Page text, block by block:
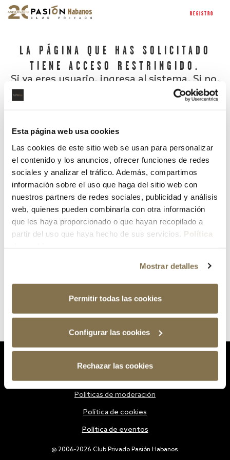
Esta página web usa cookies
Las cookies de este sitio web se usan para personalizar
el contenido y los anuncios, ofrecer funciones de redes
sociales y analizar el tráfico. Además, compartimos
información sobre el uso que haga del sitio web con
nuestros partners de redes sociales, publicidad y análisis
web, quienes pueden combinarla con otra información
que les haya proporcionado o que hayan recopilado a
partir del uso que haya hecho de sus servicios. Política
Mostrar detalles
Permitir todas las cookies
Configurar las cookies
Rechazar las cookies
REGISTRO
LA PÁGINA QUE HAS SOLICITADO
TIENE ACCESO RESTRINGIDO.
Si ya eres usuario, ingresa al sistema. Si no,
¿Has olvidado tu contraseña?
@ 2006-2026 Club Privado Pasión Habanos.
Políticas de moderación
Política de cookies
Política de eventos